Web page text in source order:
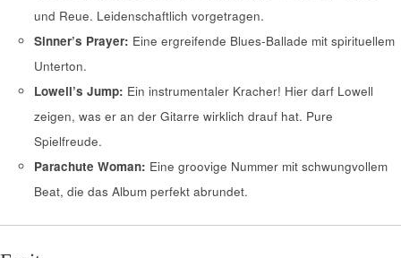
und Reue. Leidenschaftlich vorgetragen.
Sinner’s Prayer: Eine ergreifende Blues-Ballade mit spirituellem
Unterton.
Lowell’s Jump: Ein instrumentaler Kracher! Hier darf Lowell
zeigen, was er an der Gitarre wirklich drauf hat. Pure
Spielfreude.
Parachute Woman: Eine groovige Nummer mit schwungvollem
Beat, die das Album perfekt abrundet.